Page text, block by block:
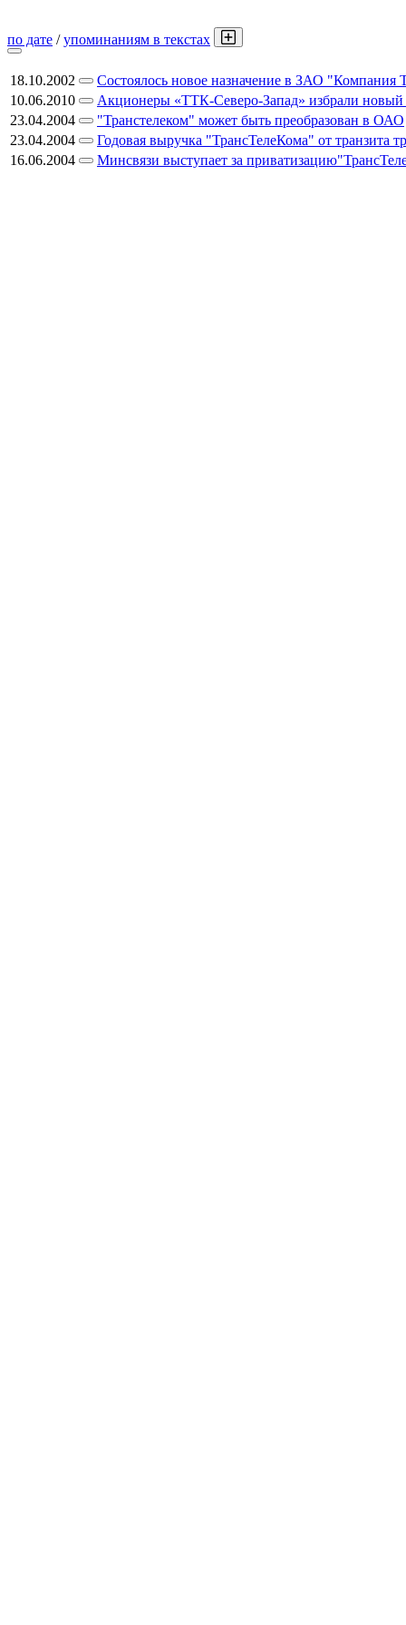
по дате /упоминаниям в текстах
18.10.2002
Состоялось новое назначение в ЗАО "Компания
10.06.2010
Акционеры «ТТК-Северо-Запад» избрали новый
23.04.2004
"Транстелеком" может быть преобразован в ОАО
23.04.2004
Годовая выручка "ТрансТелеКома" от транзита
16.06.2004
Минсвязи выступает за